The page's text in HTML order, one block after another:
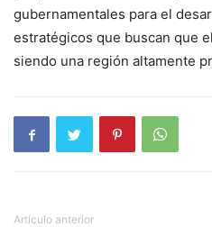
gubernamentales para el
estratégicos que buscan que
siendo una región altamente
Artículo anterior